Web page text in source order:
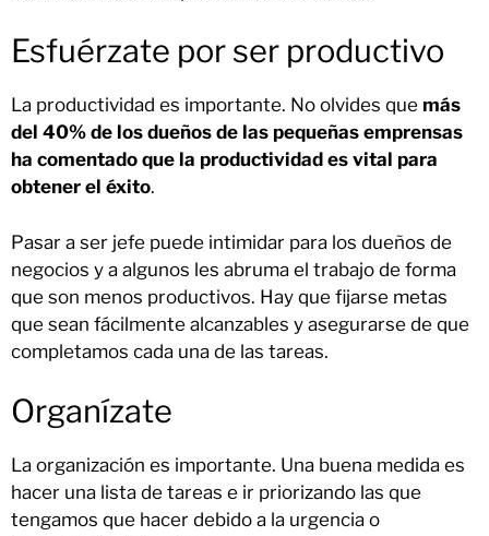
Esfuérzate por ser productivo
La productividad es importante. No olvides que más
del 40% de los dueños de las pequeñas emprensas
ha comentado que la productividad es vital para
obtener el éxito.
Pasar a ser jefe puede intimidar para los dueños de
negocios y a algunos les abruma el trabajo de forma
que son menos productivos. Hay que fijarse metas
que sean fácilmente alcanzables y asegurarse de que
completamos cada una de las tareas.
Organízate
La organización es importante. Una buena medida es
hacer una lista de tareas e ir priorizando las que
tengamos que hacer debido a la urgencia o